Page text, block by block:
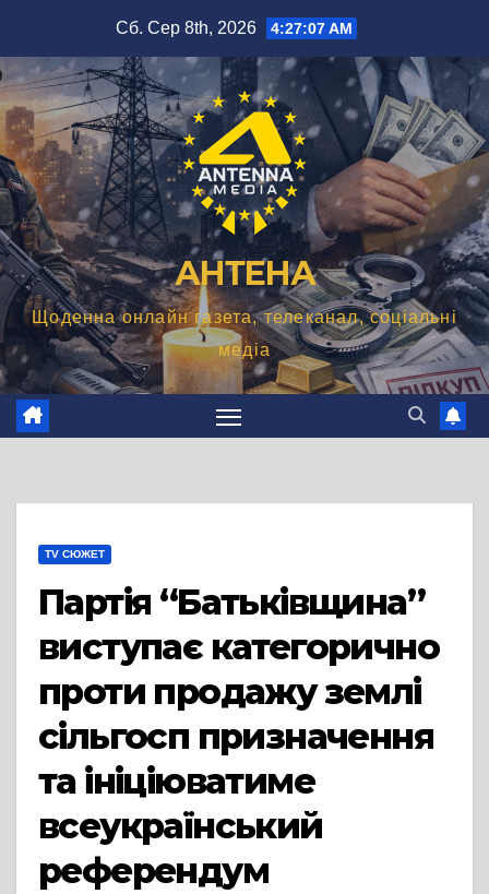
вмісту
Сб. Сер 8th, 2026 4:27:08 AM
АНТЕНА
Щоденна онлайн газета, телеканал, соціальні
медіа
TV СЮЖЕТ
Партія “Батьківщина”
виступає категорично
проти продажу землі
сільгосп призначення
та ініціюватиме
всеукраїнський
референдум